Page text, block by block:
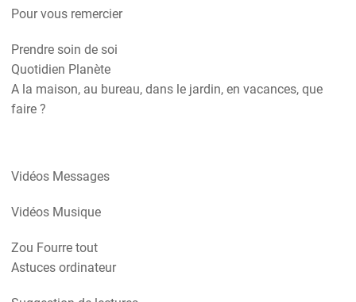
Pour vous remercier
Prendre soin de soi
Quotidien Planète
A la maison, au bureau, dans le jardin, en vacances, que
faire ?
Vidéos Messages
Vidéos Musique
Zou Fourre tout
Astuces ordinateur